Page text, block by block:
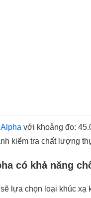
với khoảng đo:
kiểm tra chất lượng
có khả năng
lựa chọn loại khúc